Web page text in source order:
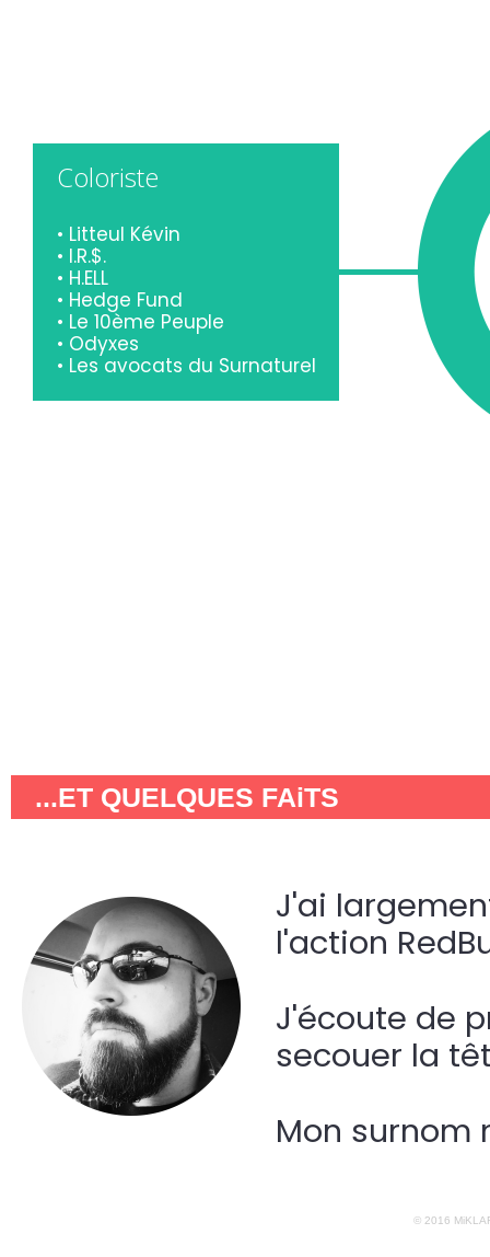
...ET QUELQUES FAiTS
J'ai
l'action
J'écoute de
secouer la
Mon surnom
Coloriste
• Litteul Kévin
• I.R.$.
• H.ELL
• Hedge Fund
• Le 10ème Peuple
• Odyxes
• Les avocats du Surnaturel
© 2016